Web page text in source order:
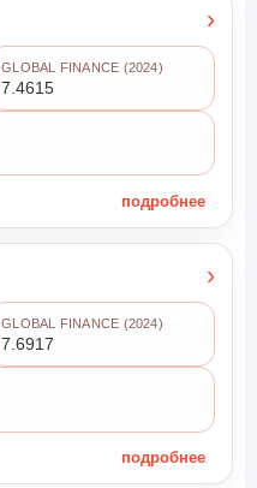
›
GLOBAL FINANCE (2024)
7.4615
подробнее
›
GLOBAL FINANCE (2024)
7.6917
подробнее